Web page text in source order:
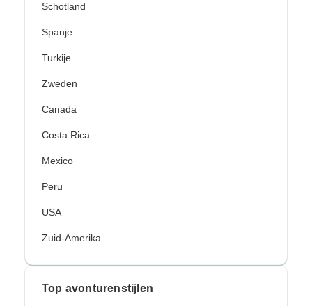
Schotland
Spanje
Turkije
Zweden
Canada
Costa Rica
Mexico
Peru
USA
Zuid-Amerika
Top avonturenstijlen